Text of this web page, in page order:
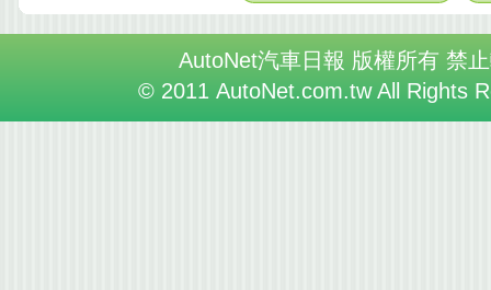
AutoNet汽車日報 版權所有 禁
© 2011 AutoNet.com.tw All Rights